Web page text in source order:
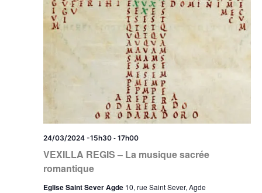
VEXILLA REGIS – La musique sacrée
romantique
24/03/2024 -15h30- 17h00
Eglise Saint Sever Agde 10, rue Saint Sever, Agde